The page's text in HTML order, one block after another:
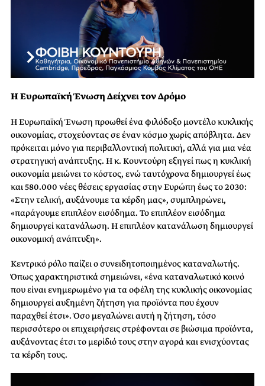
Η Ευρωπαϊκή Ένωση Δείχνει τον Δρόμο
Η Ευρωπαϊκή Ένωση προωθεί ένα φιλόδοξο μοντέλο κυκλικής
οικονομίας, στοχεύοντας σε έναν κόσμο χωρίς απόβλητα. Δεν
πρόκειται μόνο για περιβαλλοντική πολιτική, αλλά για μια νέα
στρατηγική ανάπτυξης. Η κ. Κουντούρη εξηγεί πως η κυκλική
οικονομία μειώνει το κόστος, ενώ ταυτόχρονα δημιουργεί έως
και 580.000 νέες θέσεις εργασίας στην Ευρώπη έως το 2030:
«Στην τελική, αυξάνουμε τα κέρδη μας», συμπληρώνει,
«παράγουμε επιπλέον εισόδημα. Το επιπλέον εισόδημα
δημιουργεί κατανάλωση. Η επιπλέον κατανάλωση δημιουργεί
οικονομική ανάπτυξη».
Κεντρικό ρόλο παίζει ο συνειδητοποιημένος καταναλωτής.
Όπως χαρακτηριστικά σημειώνει, «ένα καταναλωτικό κοινό
που είναι ενημερωμένο για τα οφέλη της κυκλικής οικονομίας
δημιουργεί αυξημένη ζήτηση για προϊόντα που έχουν
παραχθεί έτσι». Όσο μεγαλώνει αυτή η ζήτηση, τόσο
περισσότερο οι επιχειρήσεις στρέφονται σε βιώσιμα προϊόντα,
αυξάνοντας έτσι το μερίδιό τους στην αγορά και ενισχύοντας
τα κέρδη τους.